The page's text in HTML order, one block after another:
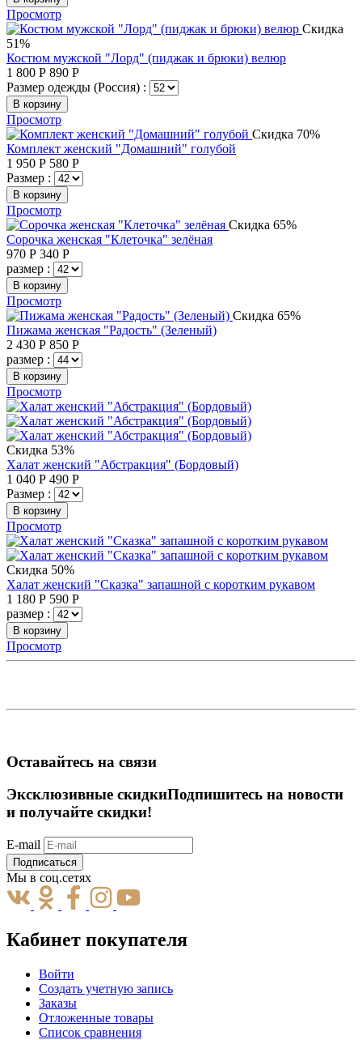
Просмотр
Скидка
51%
Костюм мужской "Лорд" (пиджак и брюки) велюр
1 800 Р 890 Р
Размер одежды (Россия) :
В корзину
Просмотр
Скидка 70%
Комплект женский "Домашний" голубой
1 950 Р 580 Р
Размер :
В корзину
Просмотр
Скидка 65%
Сорочка женская "Клеточка" зелёная
970 Р 340 Р
размер :
В корзину
Просмотр
Скидка 65%
Пижама женская "Радость" (Зеленый)
2 430 Р 850 Р
размер :
В корзину
Просмотр
Скидка 53%
Халат женский "Абстракция" (Бордовый)
1 040 Р 490 Р
Размер :
В корзину
Просмотр
Скидка 50%
Халат женский "Сказка" запашной с коротким рукавом
1 180 Р 590 Р
размер :
В корзину
Просмотр
Оставайтесь на связи
Эксклюзивные скидкиПодпишитесь на новости
и получайте скидки!
E-mail
Подписаться
Мы в соц.сетях
Кабинет покупателя
Войти
Создать учетную запись
Заказы
Отложенные товары
Список сравнения